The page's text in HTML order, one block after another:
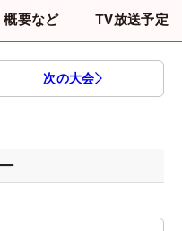
概要など TV放送予定
次の大会